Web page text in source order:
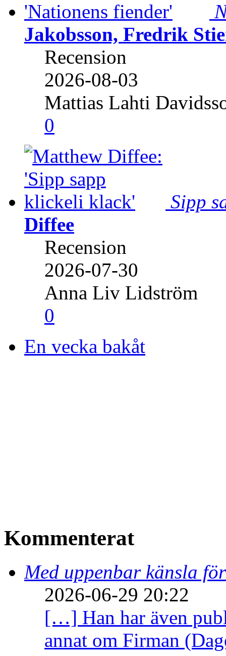
Jakobsson, Fredrik
Recension
2026-08-03
Mattias Lahti
0
Sipp
Diffee
Recension
2026-07-30
Anna Liv Lidström
0
En vecka bakåt
Kommenterat
Med uppenbar känsla
2026-06-29 20:22
[…] Han har även
annat om Firman